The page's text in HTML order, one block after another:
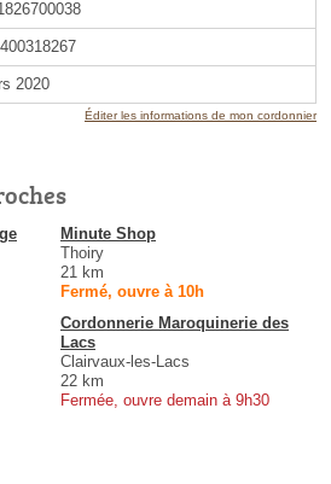
2020
Éditer les informations de mon cordonnier
Minute Shop
Thoiry
21 km
Fermé, ouvre à 10h
Cordonnerie Maroquinerie des
Lacs
Clairvaux-les-Lacs
22 km
Fermée, ouvre demain à 9h30